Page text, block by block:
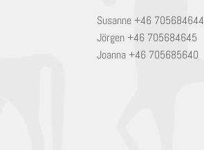
Susanne +46 705684644
Jörgen +46 705684645
Joanna +46 705685640